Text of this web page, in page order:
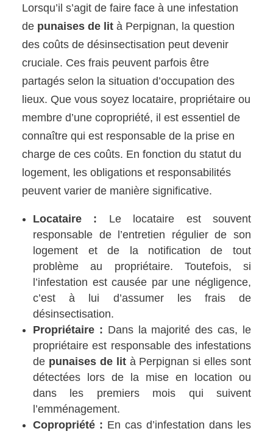
Lorsqu’il s’agit de faire face à une infestation
de punaises de lit à Perpignan, la question
des coûts de désinsectisation peut devenir
cruciale. Ces frais peuvent parfois être
partagés selon la situation d’occupation des
lieux. Que vous soyez locataire, propriétaire ou
membre d’une copropriété, il est essentiel de
connaître qui est responsable de la prise en
charge de ces coûts. En fonction du statut du
logement, les obligations et responsabilités
peuvent varier de manière significative.
Locataire : Le locataire est souvent
responsable de l’entretien régulier de son
logement et de la notification de tout
problème au propriétaire. Toutefois, si
l’infestation est causée par une négligence,
c’est à lui d’assumer les frais de
désinsectisation.
Propriétaire : Dans la majorité des cas, le
propriétaire est responsable des infestations
de punaises de lità Perpignan si elles sont
détectées lors de la mise en location ou
dans les premiers mois qui suivent
l’emménagement.
Copropriété : En cas d’infestation dans les